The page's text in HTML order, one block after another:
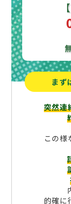
まず
突然連
この様
的確に